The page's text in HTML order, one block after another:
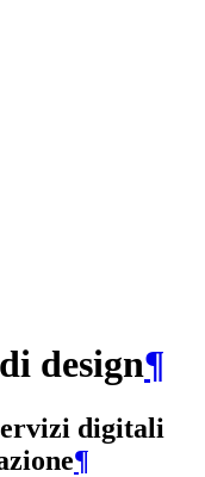
design¶
digitali
¶